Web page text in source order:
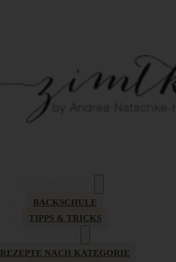
BACKSCHULE
TIPPS & TRICKS
REZEPTE NACH KATEGORIE